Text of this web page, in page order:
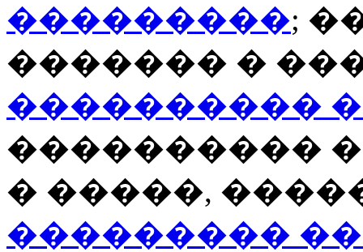
���������;
������� �
����������
����������
� �����,
���������